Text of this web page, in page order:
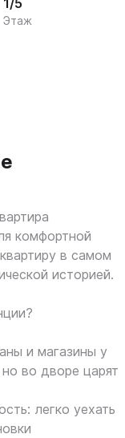
1/5
Этаж
комфортной
в самом
историей.
и магазины у
во дворе царят
легко уехать